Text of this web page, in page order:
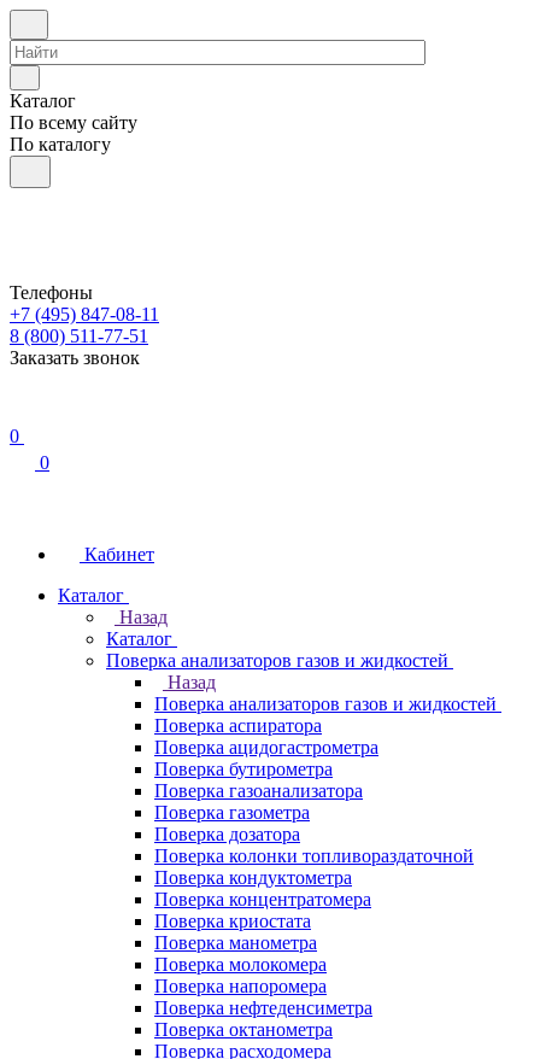
Каталог
По всему сайту
По каталогу
Телефоны
+7 (495) 847-08-11
8 (800) 511-77-51
Заказать звонок
0
0
Кабинет
Каталог
Назад
Каталог
Поверка анализаторов газов и жидкостей
Назад
Поверка анализаторов газов и жидкостей
Поверка аспиратора
Поверка ацидогастрометра
Поверка бутирометра
Поверка газоанализатора
Поверка газометра
Поверка дозатора
Поверка колонки топливораздаточной
Поверка кондуктометра
Поверка концентратомера
Поверка криостата
Поверка манометра
Поверка молокомера
Поверка напоромера
Поверка нефтеденсиметра
Поверка октанометра
Поверка расходомера